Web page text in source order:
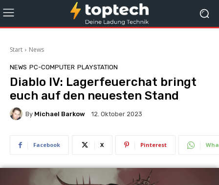
Start News
NEWS PC-COMPUTER PLAYSTATION
Diablo IV: Lagerfeuerchat bringt
euch auf den neuesten Stand
By Michael Barkow 12. Oktober 2023
Facebook X Pinterest